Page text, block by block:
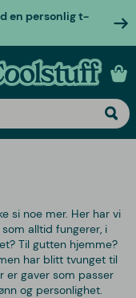
en personlig t-
gaver
si noe mer. Her har vi
alltid fungerer, i
Til gutten hjemme?
har blitt tvunget til
er gaver som passer
og personlighet.